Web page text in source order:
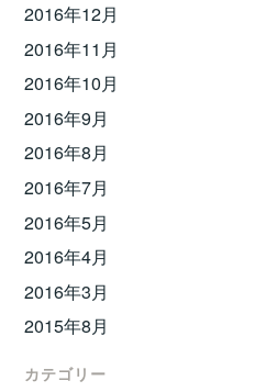
2016年12月
2016年11月
2016年10月
2016年9月
2016年8月
2016年7月
2016年5月
2016年4月
2016年3月
2015年8月
カテゴリー